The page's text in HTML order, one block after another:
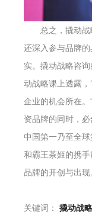
总之，撬动
还深入参与品牌
实。撬动战略咨
动战略课上透露
企业的机会所在
资品牌的同时，
中国第一乃至全
和霸王茶姬的携
品牌的开创与出现
关键词： 撬动战